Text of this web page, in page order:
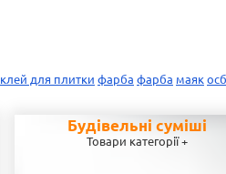
клей для плитки фарба фарба маякосб
Будівельні суміші
Товари категорії +